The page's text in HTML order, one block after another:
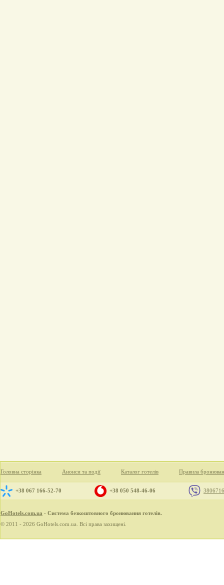
Головна сторінка Анонси та події Каталог готелів Правила
+38 067 166-52-70 +38 050 548-46-06
GoHotels.com.ua - Система безкоштовного бронювання готелів.
© 2011 - 2026 GoHotels.com.ua. Всі права захищені.